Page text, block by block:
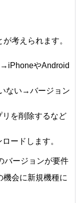
考えられます。
やAndroid
ない→バージョン
を削除するなど
ードします。
バージョンが要件
機会に新規機種に